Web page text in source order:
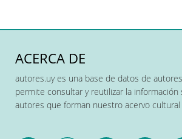
ACERCA DE
autores.uy es una base de datos de
permite consultar y reutilizar la información
autores que forman nuestro acervo cultural